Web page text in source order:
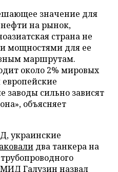
значение для
нефти на рынок,
страна не
мощностями для ее
маршрутам.
около 2% мировых
сильно зависят
объясняет
украинские
два танкера на
Галузин назвал